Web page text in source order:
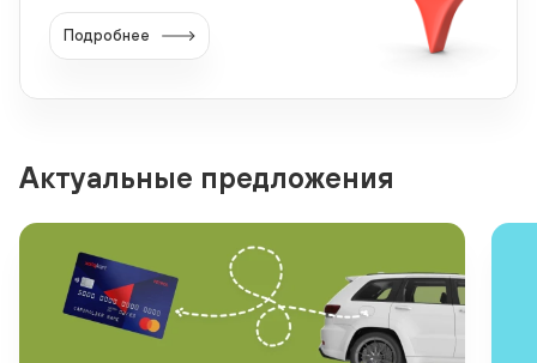
Подробнее
Актуальные предложения